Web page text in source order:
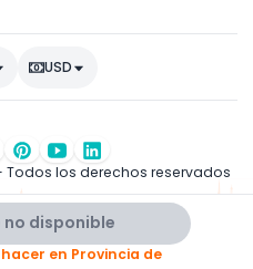
disponible
en Provincia de
USD
Todos los derechos reservados